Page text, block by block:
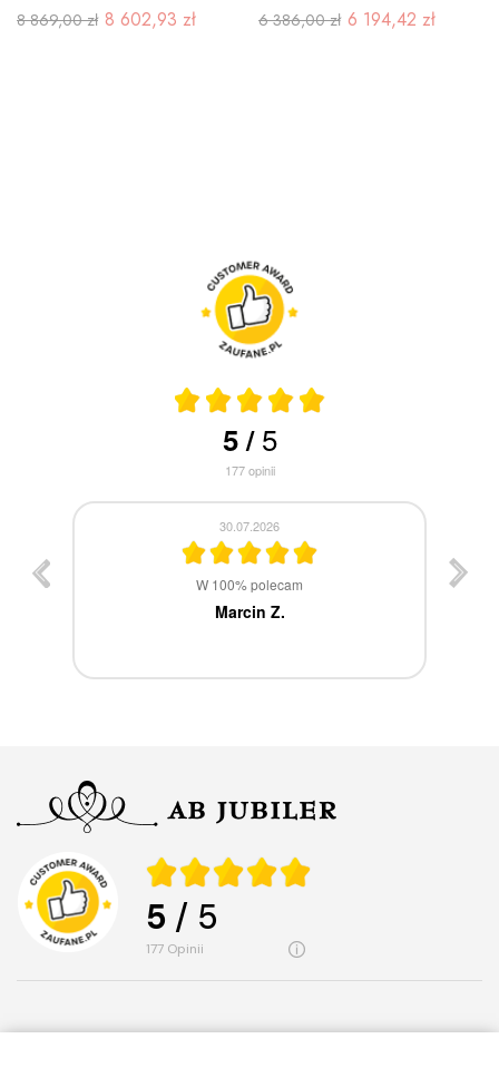
8 869,00 zł 8 602,93 zł
6 386,00 zł 6 194,42 zł
5/5
177opinii
30.07.2026
W 100% polecam
Marcin Z.
5 / 5
177 opinii